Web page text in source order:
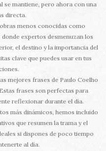
se mantiene, pero ahora con una
directa.
menos conocidas como
expertos desmenuzan los
el destino y la importancia del
clave que puedes usar en tus
mejores frases de Paulo Coelho
frases son perfectas para
reflexionar durante el día.
más dinámicos, hemos incluido
que resumen la trama y el
si dispones de poco tiempo
al día.